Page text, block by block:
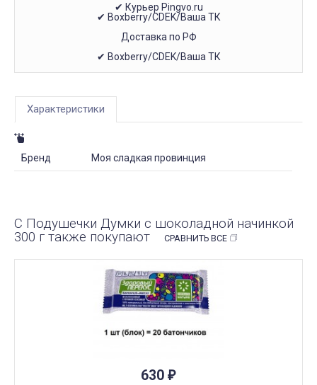
✔ Курьер Pingvo.ru
✔ Boxberry/CDEK/Ваша ТК
Доставка по РФ
✔ Boxberry/CDEK/Ваша ТК
Характеристики
Бренд Моя сладкая провинция
С Подушечки Думки с шоколадной начинкой
300 г также покупают
СРАВНИТЬ ВСЕ
630 ₽